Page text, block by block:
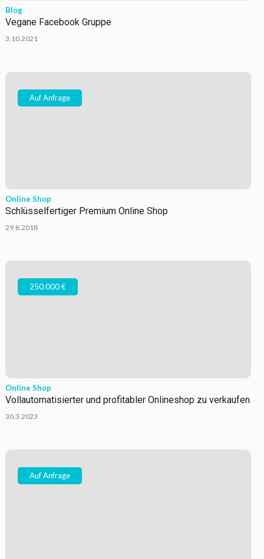
Blog
Vegane Facebook Gruppe
3.10.2021
Auf Anfrage
Online Shop
Schlüsselfertiger Premium Online Shop
29.8.2018
250.000 €
Online Shop
Vollautomatisierter und profitabler Onlineshop zu verkaufen
30.3.2023
Auf Anfrage